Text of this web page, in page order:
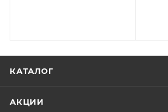
КАТАЛОГ
АКЦИИ